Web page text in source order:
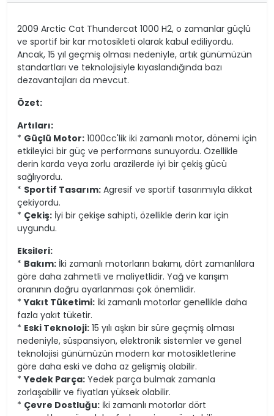
2009 Arctic Cat Thundercat 1000 H2, o zamanlar güçlü
ve sportif bir kar motosikleti olarak kabul ediliyordu.
Ancak, 15 yıl geçmiş olması nedeniyle, artık günümüzün
standartları ve teknolojisiyle kıyaslandığında bazı
dezavantajları da mevcut.
Özet:
Artıları:
* Güçlü Motor: 1000cc'lik iki zamanlı motor, dönemi için
etkileyici bir güç ve performans sunuyordu. Özellikle
derin karda veya zorlu arazilerde iyi bir çekiş gücü
sağlıyordu.
* Sportif Tasarım: Agresif ve sportif tasarımıyla dikkat
çekiyordu.
* Çekiş: İyi bir çekişe sahipti, özellikle derin kar için
uygundu.
Eksileri:
* Bakım: İki zamanlı motorların bakımı, dört zamanlılara
göre daha zahmetli ve maliyetlidir. Yağ ve karışım
oranının doğru ayarlanması çok önemlidir.
*Yakıt Tüketimi: İki zamanlı motorlar genellikle daha
fazla yakıt tüketir.
* Eski Teknoloji: 15 yılı aşkın bir süre geçmiş olması
nedeniyle, süspansiyon, elektronik sistemler ve genel
teknolojisi günümüzün modern kar motosikletlerine
göre daha eski ve daha az gelişmiş olabilir.
*Yedek Parça: Yedek parça bulmak zamanla
zorlaşabilir ve fiyatları yüksek olabilir.
* Çevre Dostluğu: İki zamanlı motorlar dört